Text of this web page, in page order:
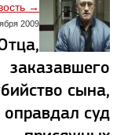
→
2009
заказавшего
сына,
оправдал суд